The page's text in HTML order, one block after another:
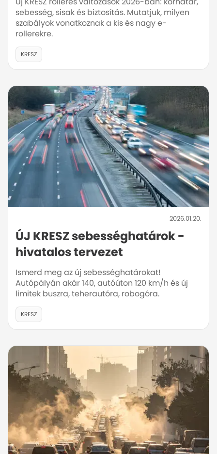
sebesség, sisak és biztosítás. Mutatjuk, milyen
szabályok vonatkoznak a kis és nagy e-
rollerekre.
KRESZ
2026.01.20.
ÚJ KRESZ sebességhatárok -
hivatalos tervezet
Ismerd meg az új sebességhatárokat!
Autópályán akár 140, autóúton 120 km/h és új
limitek buszra, teherautóra, robogóra.
KRESZ